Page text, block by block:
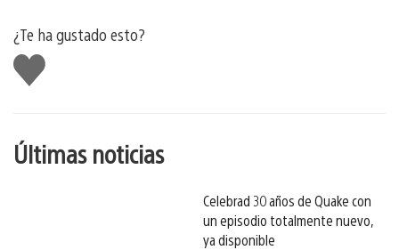
¿Te ha gustado esto?
Me
gusta
Últimas noticias
Celebrad 30 años de Quake con
un episodio totalmente nuevo,
ya disponible